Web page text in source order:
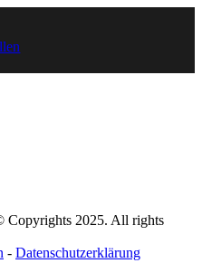
Copyrights 2025. All rights
- Datenschutzerklärung